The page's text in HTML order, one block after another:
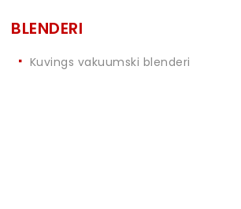
BLENDERI
Kuvings vakuumski blenderi